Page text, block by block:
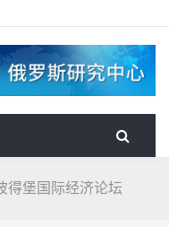
得堡国际经济论坛